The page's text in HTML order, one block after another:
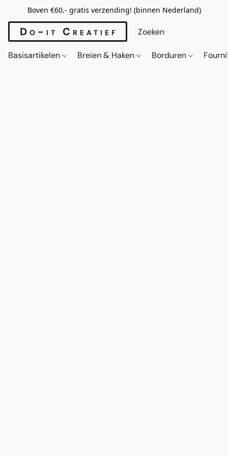
Boven €60.- gratis verzending! (binnen Nederland)
Do-it Creatief
Basisartikelen Breien & Haken Borduren